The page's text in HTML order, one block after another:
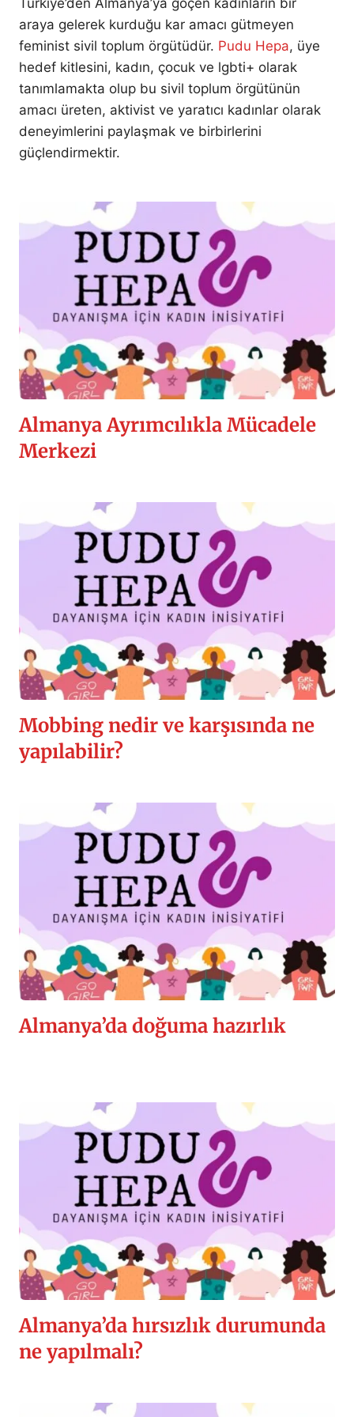
Türkiye’den Almanya’ya göçen kadınların bir
araya gelerek kurduğu kar amacı gütmeyen
feminist sivil toplum örgütüdür. Pudu Hepa, üye
hedef kitlesini, kadın, çocuk ve lgbti+ olarak
tanımlamakta olup bu sivil toplum örgütünün
amacı üreten, aktivist ve yaratıcı kadınlar olarak
deneyimlerini paylaşmak ve birbirlerini
güçlendirmektir.
Almanya Ayrımcılıkla Mücadele
Merkezi
Mobbing nedir ve karşısında ne
yapılabilir?
Almanya’da doğuma hazırlık
Almanya’da hırsızlık durumunda
ne yapılmalı?